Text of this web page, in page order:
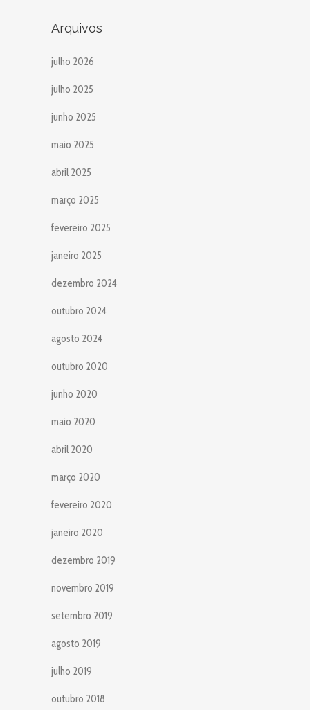
Arquivos
julho 2026
julho 2025
junho 2025
maio 2025
abril 2025
março 2025
fevereiro 2025
janeiro 2025
dezembro 2024
outubro 2024
agosto 2024
outubro 2020
junho 2020
maio 2020
abril 2020
março 2020
fevereiro 2020
janeiro 2020
dezembro 2019
novembro 2019
setembro 2019
agosto 2019
julho 2019
outubro 2018